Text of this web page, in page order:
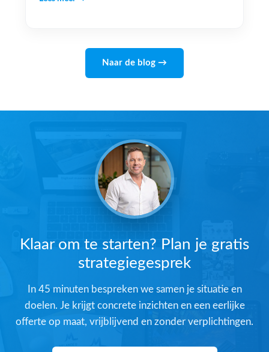
Naar de blog →
Klaar om te starten? Plan je gratis
strategiegesprek
In 45 minuten bespreken we samen je situatie en
doelen. Je krijgt concrete inzichten en een eerlijke
offerte op maat, vrijblijvend en zonder verplichtingen.